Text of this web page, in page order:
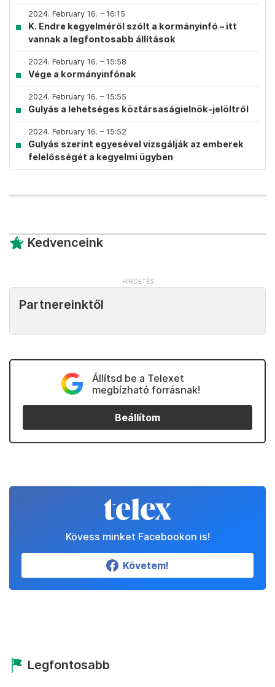
2024. February 16. – 16:15
K. Endre kegyelméről szólt a kormányinfó – itt
vannak a legfontosabb állítások
2024. February 16. – 15:58
Vége a kormányinfónak
2024. February 16. – 15:55
Gulyás a lehetséges köztársaságielnök-jelöltről
2024. February 16. – 15:52
Gulyás szerint egyesével vizsgálják az emberek
felelősségét a kegyelmi ügyben
Kedvenceink
Partnereinktől
Állítsd be a Telexet
megbízható forrásnak!
Beállítom
Kövess minket Facebookon is!
Követem!
Legfontosabb